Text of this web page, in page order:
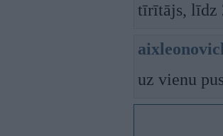
tīrītājs, līdz
uz vienu